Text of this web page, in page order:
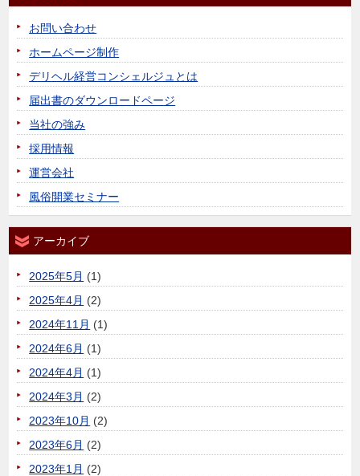
お問い合わせ
ホームページ制作
デリヘル経営コンシェルジュとは
届出書のダウンロードページ
当社の強み
採用情報
運営会社
風俗開業セミナー
アーカイブ
2025年5月 (1)
2025年4月 (2)
2024年11月 (1)
2024年6月 (1)
2024年4月 (1)
2024年3月 (2)
2023年10月 (2)
2023年6月 (2)
2023年1月 (2)